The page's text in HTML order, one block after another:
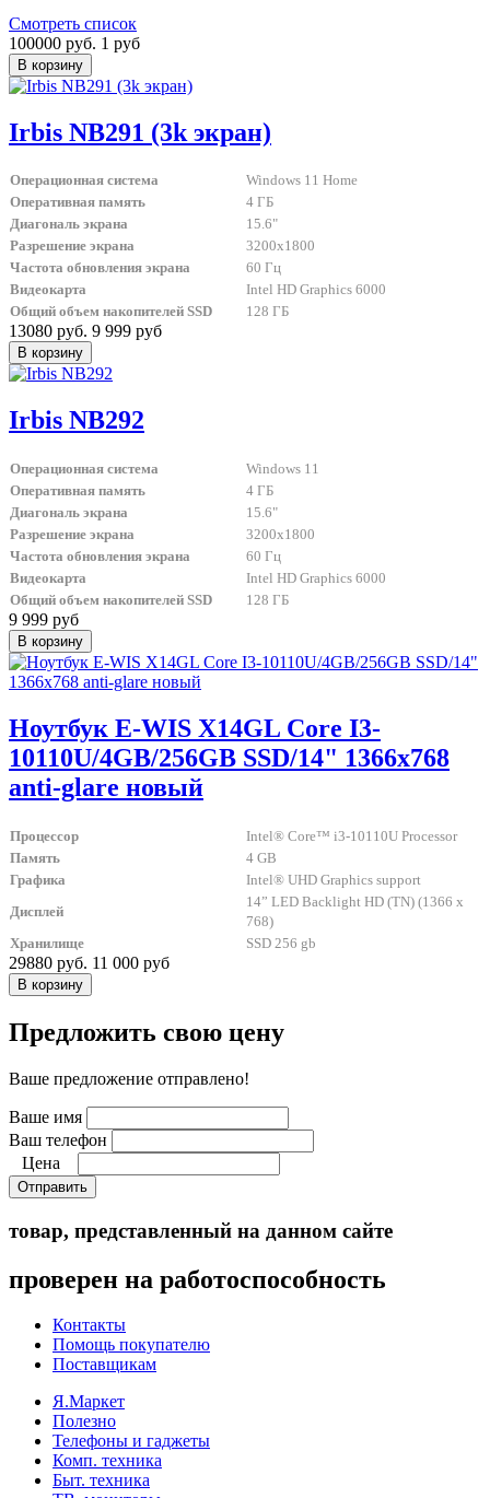
Смотреть список
100000 руб. 1 руб
Irbis NB291 (3k экран)
Операционная система
Windows 11 Home
Оперативная память
4 ГБ
Диагональ экрана
15.6"
Разрешение экрана
3200x1800
Частота обновления экрана
60 Гц
Видеокарта
Intel HD Graphics 6000
Общий объем накопителей SSD
128 ГБ
13080 руб. 9 999 руб
Irbis NB292
Операционная система
Windows 11
Оперативная память
4 ГБ
Диагональ экрана
15.6"
Разрешение экрана
3200x1800
Частота обновления экрана
60 Гц
Видеокарта
Intel HD Graphics 6000
Общий объем накопителей SSD
128 ГБ
9 999 руб
Ноутбук E-WIS X14GL Core I3-
10110U/4GB/256GB SSD/14" 1366x768
anti-glare новый
Процессор
Intel® Core™ i3-10110U Processor
Память
4 GB
Графика
Intel® UHD Graphics support
Дисплей
14” LED Backlight HD (TN) (1366 x
768)
Хранилище
SSD 256 gb
29880 руб. 11 000 руб
Предложить свою цену
Ваше предложение отправлено!
Ваше имя
Ваш телефон
Цена
Отправить
товар, представленный на данном сайте
проверен на работоспособность
Контакты
Помощь покупателю
Поставщикам
Я.Маркет
Полезно
Телефоны и гаджеты
Комп. техника
Быт. техника